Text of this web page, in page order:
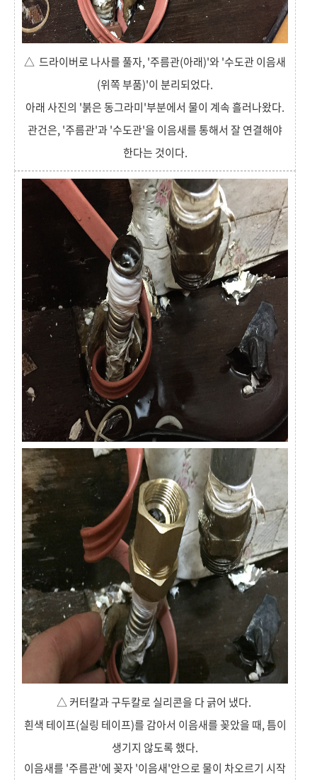
△ 드라이버로 나사를 풀자, '주름관(아래)'와 '수도관 이음새
(위쪽 부품)'이 분리되었다.
아래 사진의 '붉은 동그라미'부분에서 물이 계속 흘러나왔다.
관건은, '주름관'과 '수도관'을 이음새를 통해서 잘 연결해야
한다는 것이다.
△ 커터칼과 구두칼로 실리콘을 다 긁어 냈다.
흰색 테이프(실링 테이프)를 감아서 이음새를 꽂았을 때, 틈이
생기지 않도록 했다.
이음새를 '주름관'에 꽂자 '이음새'안으로 물이 차오르기 시작